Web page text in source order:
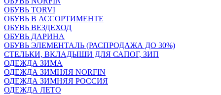
ОБУВЬ TORVI
ОБУВЬ В АССОРТИМЕНТЕ
ОБУВЬ ВЕЗДЕХОД
ОБУВЬ ДАРИНА
ОБУВЬ ЭЛЕМЕНТАЛЬ (РАСПРОДАЖА ДО 30%)
СТЕЛЬКИ, ВКЛАДЫШИ ДЛЯ САПОГ, ЗИП
ОДЕЖДА ЗИМА
ОДЕЖДА ЗИМНЯЯ NORFIN
ОДЕЖДА ЗИМНЯЯ РОССИЯ
ОДЕЖДА ЛЕТО